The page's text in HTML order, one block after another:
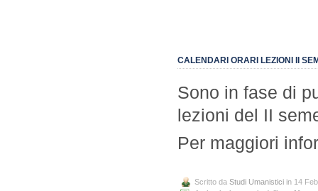
CALENDARI ORARI LEZIONI II
Sono in fase di
lezioni del II
Per maggiori
Scritto da Studi Umanistici in 14